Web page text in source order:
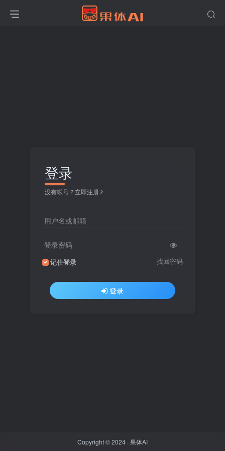
登录
没有帐号？立即注册
用户名或邮箱
登录密码
记住登录 找回密码
登录
Copyright © 2024 ·果体AI